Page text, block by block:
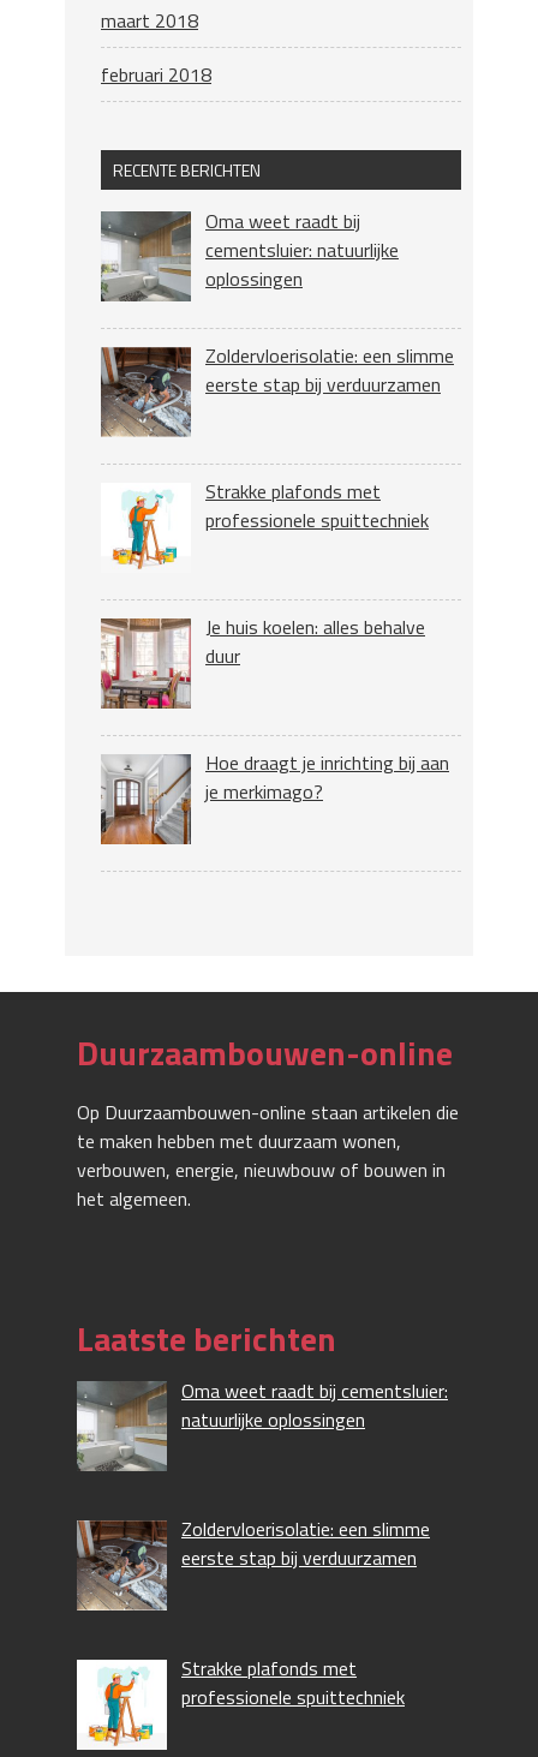
maart 2018
februari 2018
RECENTE BERICHTEN
Oma weet raadt bij
cementsluier: natuurlijke
oplossingen
Zoldervloerisolatie: een slimme
eerste stap bij verduurzamen
Strakke plafonds met
professionele spuittechniek
Je huis koelen: alles behalve
duur
Hoe draagt je inrichting bij aan
je merkimago?
Duurzaambouwen-online
Op Duurzaambouwen-online staan artikelen die
te maken hebben met duurzaam wonen,
verbouwen, energie, nieuwbouw of bouwen in
het algemeen.
Laatste berichten
Oma weet raadt bij cementsluier:
natuurlijke oplossingen
Zoldervloerisolatie: een slimme
eerste stap bij verduurzamen
Strakke plafonds met
professionele spuittechniek